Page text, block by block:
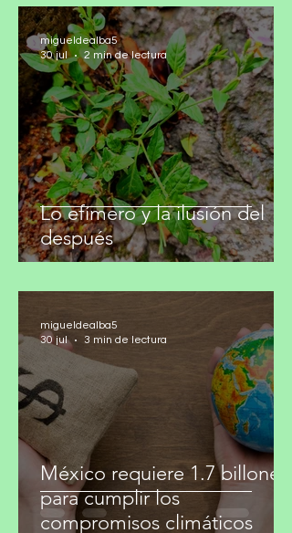
Lo efímero y la ilusión del
después
migueldealba5
30 jul
2 min de lectura
México requiere 1.7 billones
para cumplir los
migueldealba5
30 jul
3 min de lectura